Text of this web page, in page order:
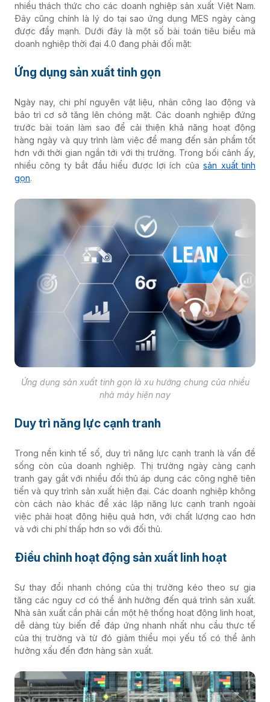
nhiều thách thức cho các doanh nghiệp sản xuất Việt Nam.
Đây cũng chính là lý do tại sao ứng dụng MES ngày càng
được đẩy mạnh. Dưới đây là một số bài toán tiêu biểu mà
doanh nghiệp thời đại 4.0 đang phải đối mặt:
Ứng dụng sản xuất tinh gọn
Ngày nay, chi phí nguyên vật liệu, nhân công lao động và
bảo trì cơ sở tăng lên chóng mặt. Các doanh nghiệp đứng
trước bài toán làm sao để cải thiện khả năng hoạt động
hàng ngày và quy trình làm việc để mang đến sản phẩm tốt
hơn với thời gian ngắn tới với thị trường. Trong bối cảnh ấy,
nhiều công ty bắt đầu hiểu được lợi ích củasản xuất tinh
gọn.
Ứng dụng sản xuất tinh gọn là xu hướng chung của nhiều
nhà máy hiện nay
Duy trì năng lực cạnh tranh
Trong nền kinh tế số, duy trì năng lực cạnh tranh là vấn đề
sống còn của doanh nghiệp. Thị trường ngày càng cạnh
tranh gay gắt với nhiều đối thủ áp dụng các công nghệ tiên
tiến và quy trình sản xuất hiện đại. Các doanh nghiệp không
còn cách nào khác để xác lập năng lực cạnh tranh ngoài
việc phải hoạt động hiệu quả hơn, với chất lượng cao hơn
và với chi phí thấp hơn so với đối thủ.
Điều chỉnh hoạt động sản xuất linh hoạt
Sự thay đổi nhanh chóng của thị trường kéo theo sự gia
tăng các nguy cơ có thể ảnh hưởng đến quá trình sản xuất.
Nhà sản xuất cần phải cần một hệ thống hoạt động linh hoạt,
dễ dàng tùy biến để đáp ứng nhanh nhất nhu cầu thực tế
của thị trường và từ đó giảm thiểu mọi yếu tố có thể ảnh
hưởng xấu đến đơn hàng sản xuất.